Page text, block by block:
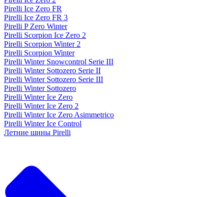
Pirelli Ice Zero FR
Pirelli Ice Zero FR 3
Pirelli P Zero Winter
Pirelli Scorpion Ice Zero 2
Pirelli Scorpion Winter 2
Pirelli Scorpion Winter
Pirelli Winter Snowcontrol Serie III
Pirelli Winter Sottozero Serie II
Pirelli Winter Sottozero Serie III
Pirelli Winter Sottozero
Pirelli Winter Ice Zero
Pirelli Winter Ice Zero 2
Pirelli Winter Ice Zero Asimmetrico
Pirelli Winter Ice Control
Летние шины Pirelli